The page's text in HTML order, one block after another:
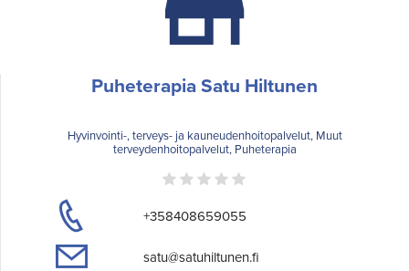
Puheterapia Satu Hiltunen
Hyvinvointi-, terveys- ja kauneudenhoitopalvelut, Muut
terveydenhoitopalvelut, Puheterapia
+358408659055
satu@satuhiltunen.fi